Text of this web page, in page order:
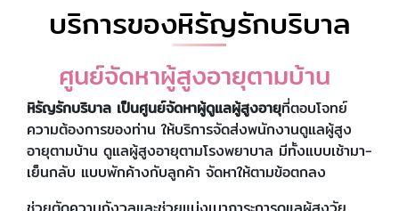
บริการของหิรัญรักบริบาล
ศูนย์จัดหาผู้สูงอายุตามบ้าน
หิรัญรักบริบาล เป็นศูนย์จัดหาผู้ดูแลผู้สูงอายุที่ตอบโจทย์
ความต้องการของท่าน ให้บริการจัดส่งพนักงานดูแลผู้สูง
อายุตามบ้าน ดูแลผู้สูงอายุตามโรงพยาบาล มีทั้งแบบเช้ามา-
เย็นกลับ แบบพักค้างกับลูกค้า จัดหาให้ตามข้อตกลง